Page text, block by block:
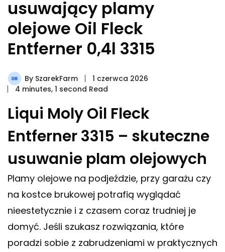
usuwający plamy
olejowe Oil Fleck
Entferner 0,4l 3315
By SzarekFarm
1 czerwca 2026
4 minutes, 1 second Read
Liqui Moly Oil Fleck
Entferner 3315 – skuteczne
usuwanie plam olejowych
Plamy olejowe na podjeździe, przy garażu czy
na kostce brukowej potrafią wyglądać
nieestetycznie i z czasem coraz trudniej je
domyć. Jeśli szukasz rozwiązania, które
poradzi sobie z zabrudzeniami w praktycznych